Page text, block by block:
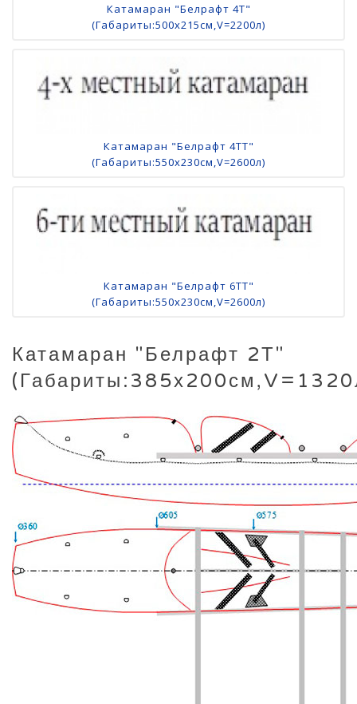
Катамаран "Белрафт 4Т"
(Габариты:500х215см,V=2200л)
Катамаран "Белрафт 4ТТ"
(Габариты:550х230см,V=2600л)
Катамаран "Белрафт 6TТ"
(Габариты:550х230см,V=2600л)
Катамаран "Белрафт 2Т"